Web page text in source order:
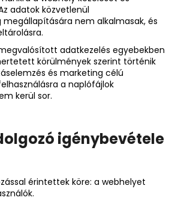
adatok közvetlenül
megállapítására nem alkalmasak, és
adatkezelés egyebekben
körülmények szerint történik
és marketing célú
a naplófájlok
kerül sor.
igénybevétele
érintettek köre: a webhelyet